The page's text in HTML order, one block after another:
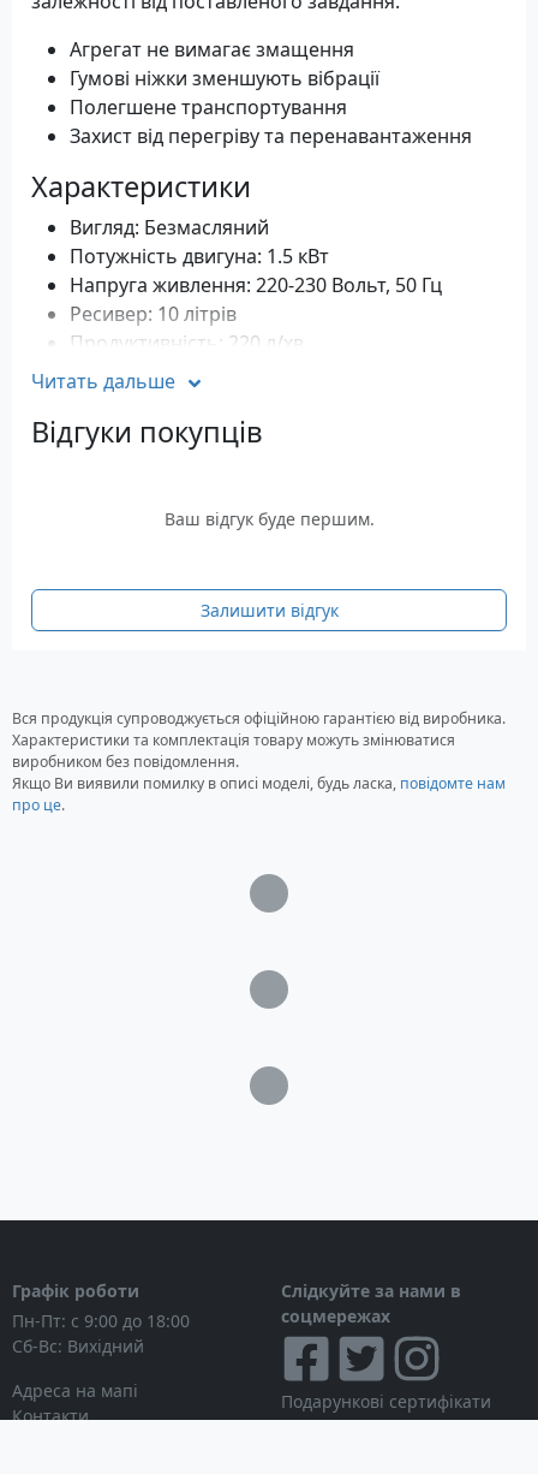
Агрегат не вимагає змащення
Гумові ніжки зменшують вібрації
Полегшене транспортування
Захист від перегріву та перенавантаження
Характеристики
Вигляд: Безмасляний
Потужність двигуна: 1.5 кВт
Напруга живлення: 220-230 Вольт, 50 Гц
Ресивер: 10 літрів
Продуктивність: 220 л/хв
Тиск: 10 бар
Система запуску: Ручна
Габаритні розміри: 470 x 480 x 348 мм
Вага: 24 кг
Комплектація
Універсальна швидкозмінна муфта – 2 шт.
Читать дальше
Відгуки покупців
Ваш відгук буде першим.
Залишити відгук
Вся продукція супроводжується офіційною гарантією від виробника.
Характеристики та комплектація товару можуть змінюватися
виробником без повідомлення.
Якщо Ви виявили помилку в описі моделі, будь ласка, повідомте нам
про це.
Загрузка...
Загрузка...
Загрузка...
Графік роботи
Пн-Пт: с 9:00 до 18:00
Сб-Вс: Вихідний
Адреса на мапі
Контакти
Слідкуйте за нами в
соцмережах
Подарункові сертифікати
Дисконтні картки